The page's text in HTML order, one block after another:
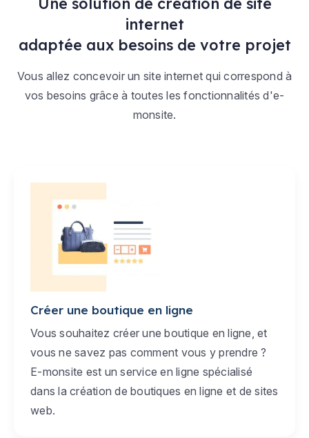
internet
adaptée aux besoins de votre projet
Vous allez concevoir un site internet qui correspond à
vos besoins grâce à toutes les fonctionnalités d'e-
monsite.
Créer une boutique en ligne
Vous souhaitez créer une boutique en ligne, et
vous ne savez pas comment vous y prendre ?
E-monsite est un service en ligne spécialisé
dans la création de boutiques en ligne et de sites
web.